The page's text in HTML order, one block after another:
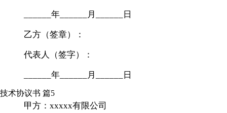
______年______月______日
乙方（签章）：
代表人（签字）：
______年______月______日
技术协议书 篇5
甲方：xxxxx有限公司